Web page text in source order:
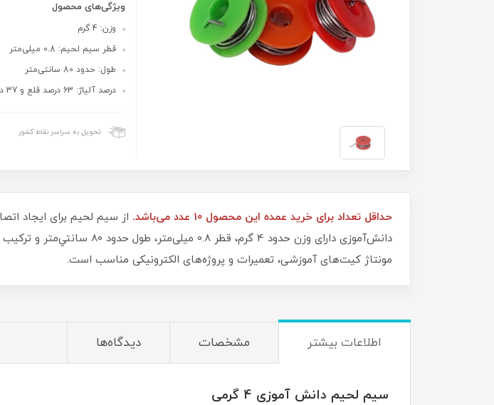
ویژگی‌های محصول
وزن: 4 گرم
قطر سیم لحیم: 0.8 میلی‌متر
طول: حدود 80 سانتی‌متر
درصد آلیاژ: 63 درصد قلع و 37 درصد سرب
تحویل به سراسر نقاط کشور
حداقل تعداد برای خرید عمده این محصول 10 عدد می‌باشد.
از سیم لحیم برای ایجاد
مونتاژ کیت‌های آموزشی، تعمیرات و پروژه‌های الکترونیکی مناسب است.
اطلاعات بیشتر مشخصات دیدگاه‌ها
سیم لحیم دانش آموزی 4 گرمی